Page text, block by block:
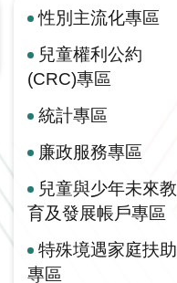
性別主流化專區
兒童權利公約
(CRC)專區
統計專區
廉政服務專區
兒童與少年未來教
育及發展帳戶專區
特殊境遇家庭扶助
專區